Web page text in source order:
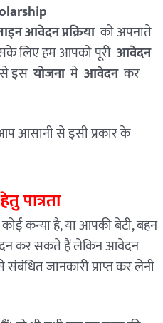
आवेदन प्रक्रियाको अपनाते
लिए हम आपको पूरी आवेदन
इस योजनामे आवेदनकर
आसानी से इसी प्रकार के
पात्रता
कन्या है, या आपकी बेटी, बहन
कर सकते हैं लेकिन आवेदन
जानकारी प्राप्त कर लेनी